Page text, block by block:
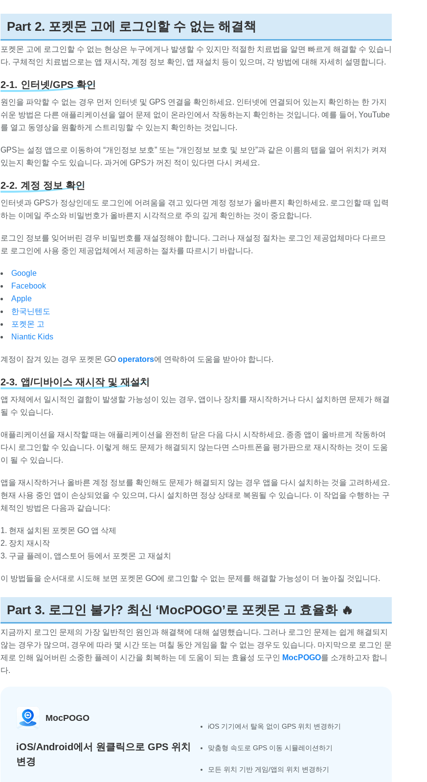
Part 2. 포켓몬 고에 로그인할 수 없는 해결책
포켓몬 고에 로그인할 수 없는 현상은 누구에게나 발생할 수 있지만 적절한 치료법을 알면 빠르게 해결할 수 있습니
다. 구체적인 치료법으로는 앱 재시작, 계정 정보 확인, 앱 재설치 등이 있으며, 각 방법에 대해 자세히 설명합니다.
2-1. 인터넷/GPS 확인
원인을 파악할 수 없는 경우 먼저 인터넷 및 GPS 연결을 확인하세요. 인터넷에 연결되어 있는지 확인하는 한 가지
쉬운 방법은 다른 애플리케이션을 열어 문제 없이 온라인에서 작동하는지 확인하는 것입니다. 예를 들어, YouTube
를 열고 동영상을 원활하게 스트리밍할 수 있는지 확인하는 것입니다.
GPS는 설정 앱으로 이동하여 “개인정보 보호” 또는 “개인정보 보호 및 보안”과 같은 이름의 탭을 열어 위치가 켜져
있는지 확인할 수도 있습니다. 과거에 GPS가 꺼진 적이 있다면 다시 켜세요.
2-2. 계정 정보 확인
인터넷과 GPS가 정상인데도 로그인에 어려움을 겪고 있다면 계정 정보가 올바른지 확인하세요. 로그인할 때 입력
하는 이메일 주소와 비밀번호가 올바른지 시각적으로 주의 깊게 확인하는 것이 중요합니다.
로그인 정보를 잊어버린 경우 비밀번호를 재설정해야 합니다. 그러나 재설정 절차는 로그인 제공업체마다 다르므
로 로그인에 사용 중인 제공업체에서 제공하는 절차를 따르시기 바랍니다.
Google
Facebook
Apple
한국닌텐도
포켓몬 고
Niantic Kids
계정이 잠겨 있는 경우 포켓몬 GO operators에 연락하여 도움을 받아야 합니다.
2-3. 앱/디바이스 재시작 및 재설치
앱 자체에서 일시적인 결함이 발생할 가능성이 있는 경우, 앱이나 장치를 재시작하거나 다시 설치하면 문제가 해결
될 수 있습니다.
애플리케이션을 재시작할 때는 애플리케이션을 완전히 닫은 다음 다시 시작하세요. 종종 앱이 올바르게 작동하여
다시 로그인할 수 있습니다. 이렇게 해도 문제가 해결되지 않는다면 스마트폰을 평가판으로 재시작하는 것이 도움
이 될 수 있습니다.
앱을 재시작하거나 올바른 계정 정보를 확인해도 문제가 해결되지 않는 경우 앱을 다시 설치하는 것을 고려하세요.
현재 사용 중인 앱이 손상되었을 수 있으며, 다시 설치하면 정상 상태로 복원될 수 있습니다. 이 작업을 수행하는 구
체적인 방법은 다음과 같습니다:
현재 설치된 포켓몬 GO 앱 삭제
장치 재시작
구글 플레이, 앱스토어 등에서 포켓몬 고 재설치
이 방법들을 순서대로 시도해 보면 포켓몬 GO에 로그인할 수 없는 문제를 해결할 가능성이 더 높아질 것입니다.
Part 3. 로그인 불가? 최신 ‘MocPOGO’로 포켓몬 고 효율화 🔥
지금까지 로그인 문제의 가장 일반적인 원인과 해결책에 대해 설명했습니다. 그러나 로그인 문제는 쉽게 해결되지
않는 경우가 많으며, 경우에 따라 몇 시간 또는 며칠 동안 게임을 할 수 없는 경우도 있습니다. 마지막으로 로그인 문
제로 인해 잃어버린 소중한 플레이 시간을 회복하는 데 도움이 되는 효율성 도구인 MocPOGO를 소개하고자 합니
다.
MocPOGO
iOS/Android에서 원클릭으로 GPS 위치
변경
iOS 기기에서 탈옥 없이 GPS 위치 변경하기
맞춤형 속도로 GPS 이동 시뮬레이션하기
모든 위치 기반 게임/앱의 위치 변경하기